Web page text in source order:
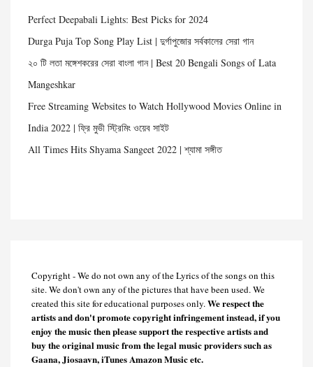
Perfect Deepabali Lights: Best Picks for 2024
Durga Puja Top Song Play List | দুর্গাপুজোর সর্বকালের সেরা গান
২০ টি লতা মঙ্গেশকরের সেরা বাংলা গান | Best 20 Bengali Songs of Lata
Mangeshkar
Free Streaming Websites to Watch Hollywood Movies Online in
India 2022 | ফ্রি মুভী স্ট্রিমিং ওয়েব সাইট
All Times Hits Shyama Sangeet 2022 | শ্যামা সঙ্গীত
Copyright - We do not own any of the Lyrics of the songs on this
site. We don't own any of the pictures that have been used. We
created this site for educational purposes only.We respect the
artists and don't promote copyright infringement instead, if you
enjoy the music then please support the respective artists and
buy the original music from the legal music providers such as
Gaana, Jiosaavn, iTunes Amazon Music etc.